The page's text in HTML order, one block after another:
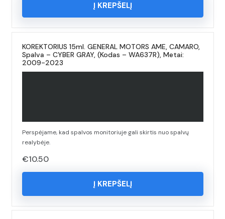
Į KREPŠELĮ
KOREKTORIUS 15ml. GENERAL MOTORS AME, CAMARO,
Spalva – CYBER GRAY, (Kodas – WA637R), Metai:
2009-2023
Perspėjame, kad spalvos monitoriuje gali skirtis nuo spalvų
realybėje.
€10.50
Į KREPŠELĮ